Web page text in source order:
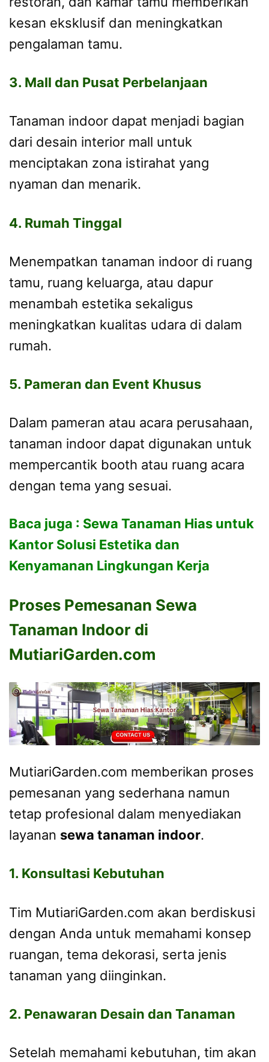
kesan eksklusif dan meningkatkan
pengalaman tamu.
3. Mall dan Pusat Perbelanjaan
Tanaman indoor dapat menjadi bagian
dari desain interior mall untuk
menciptakan zona istirahat yang
nyaman dan menarik.
4. Rumah Tinggal
Menempatkan tanaman indoor di ruang
tamu, ruang keluarga, atau dapur
menambah estetika sekaligus
meningkatkan kualitas udara di dalam
rumah.
5. Pameran dan Event Khusus
Dalam pameran atau acara perusahaan,
tanaman indoor dapat digunakan untuk
mempercantik booth atau ruang acara
dengan tema yang sesuai.
Baca juga : Sewa Tanaman Hias untuk
Kantor Solusi Estetika dan
Kenyamanan Lingkungan Kerja
Proses Pemesanan Sewa
Tanaman Indoor di
MutiariGarden.com
MutiariGarden.com memberikan proses
pemesanan yang sederhana namun
tetap profesional dalam menyediakan
layanan sewa tanaman indoor.
1. Konsultasi Kebutuhan
Tim MutiariGarden.com akan berdiskusi
dengan Anda untuk memahami konsep
ruangan, tema dekorasi, serta jenis
tanaman yang diinginkan.
2. Penawaran Desain dan Tanaman
Setelah memahami kebutuhan, tim akan